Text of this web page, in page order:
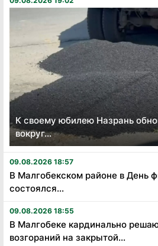
К своему юбилею Назрань
вокруг...
09.08.2026 18:57
В Малгобекском районе в День
состоялся...
09.08.2026 18:55
В Малгобеке кардинально
возгораний на закрытой...